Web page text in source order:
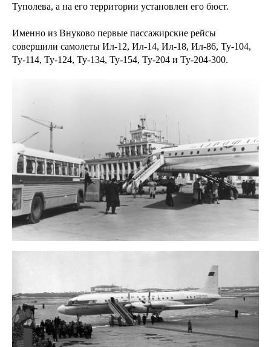
Туполева, а на его территории установлен его бюст.
Именно из Внуково первые пассажирские рейсы
совершили самолеты Ил-12, Ил-14, Ил-18, Ил-86, Ту-104,
Ту-114, Ту-124, Ту-134, Ту-154, Ту-204 и Ту-204-300.